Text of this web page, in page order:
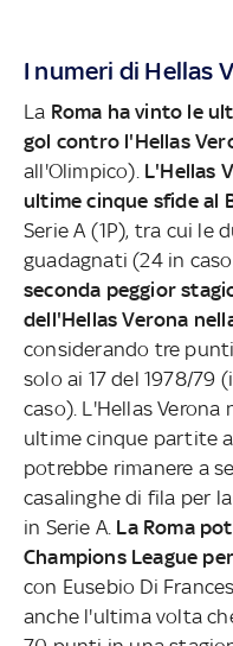
I numeri di Hellas
La Roma ha vinto le
gol contro l'Hellas
all'Olimpico). L'Hellas
ultime cinque sfide al
Serie A (1P), tra cui le
guadagnati (24 in
seconda peggior
dell'Hellas Verona
considerando tre
solo ai 17 del 1978/79
caso). L'Hellas
ultime cinque partite
potrebbe rimanere a
casalinghe di fila per
in Serie A. La Roma
Champions League
con Eusebio Di
anche l'ultima volta